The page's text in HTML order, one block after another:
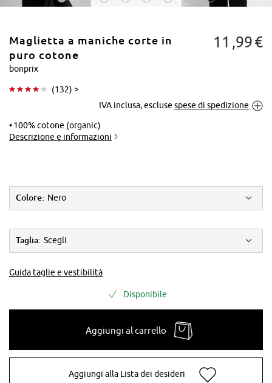
ingrandire
Maglietta a maniche corte in
puro cotone
bonprix
(132) >
11 99€
IVA inclusa, escluse spese di spedizione
100% cotone (organic)
Descrizione e informazioni
Colore: Nero
Taglia: Scegli
Guida taglie e vestibilità
Disponibile
Aggiungi al carrello
Aggiungi alla Lista dei desideri